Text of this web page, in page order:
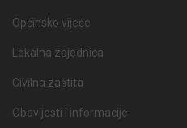
Općinsko vijeće
Lokalna zajednica
Civilna zaštita
Obavijesti i informacije